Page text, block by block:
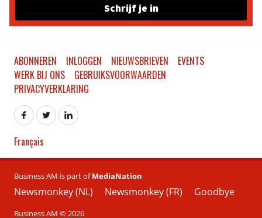
Schrijf je in
ABONNEREN INLOGGEN NIEUWSBRIEVEN
EVENTS
WERK BIJ ONS
GEBRUIKSVOORWAARDEN
PRIVACYVERKLARING
Français
Business AM is part ofMediaNation
Newsmonkey (NL) Newsmonkey (FR) Goodbye
Business AM © 2026